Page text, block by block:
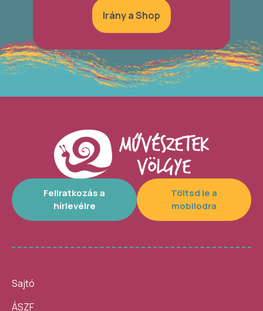
Irány a Shop
Feliratkozás a
hírlevélre
Töltsd le a
mobilodra
Sajtó
ÁSZF